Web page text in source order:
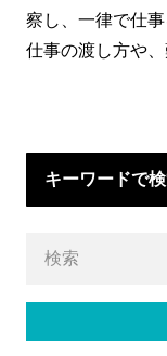
察し、一律で仕
仕事の渡し方や
キーワードで